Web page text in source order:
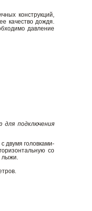
конструкций,
качество дождя.
давление
подключения
двумя головками-
со
лыжи.